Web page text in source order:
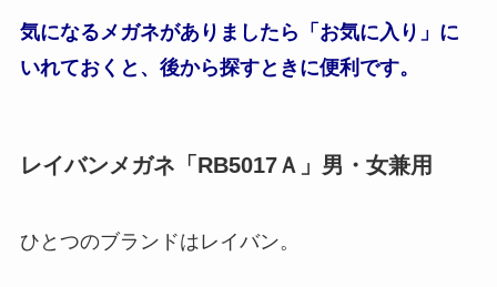
気になるメガネがありましたら「お気に入り」に
いれておくと、後から探すときに便利です。
レイバンメガネ「RB5017Ａ」男・女兼用
ひとつのブランドはレイバン。